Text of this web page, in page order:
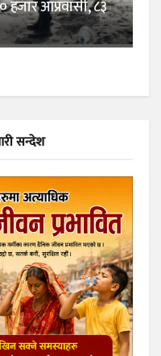
हजार आप्रवासी, ८३
सन्देश